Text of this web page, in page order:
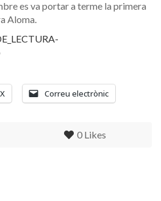
es va portar a terme la primera
Aloma.
X Correu electrònic
0 Likes